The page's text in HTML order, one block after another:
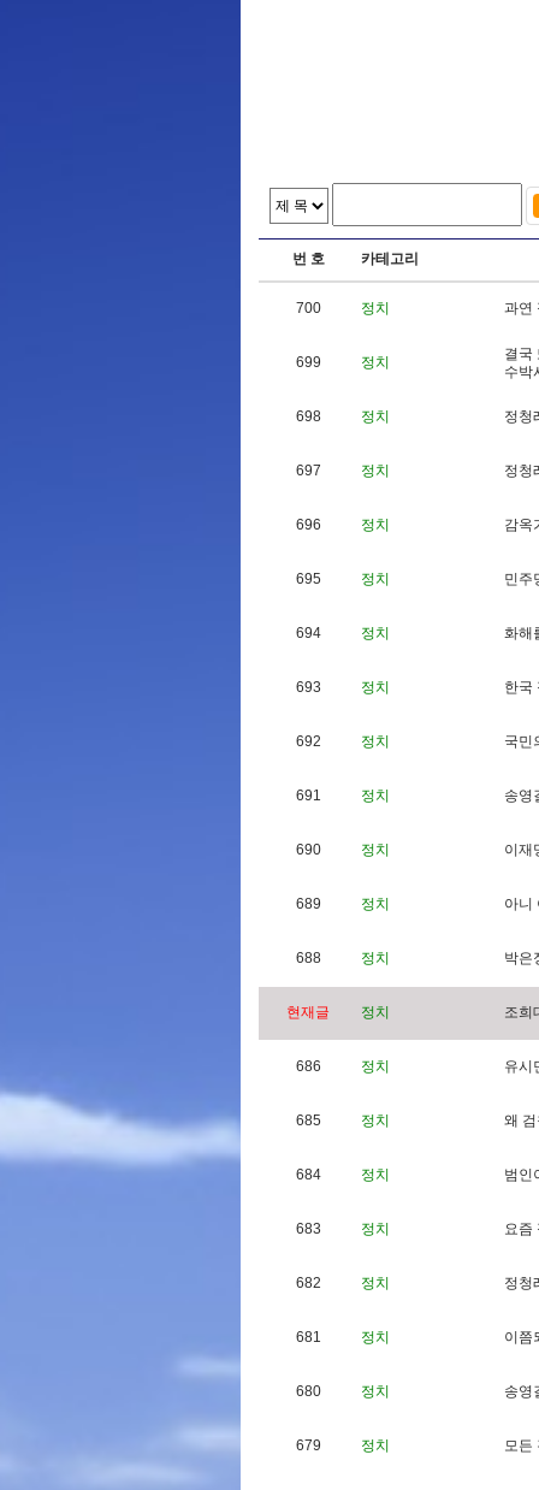
번 호 카테고리
700 정치 과연
699 정치 결 국
수박
698 정치 정청
697 정치 정청
696 정치 감옥
695 정치 민주
694 정치 화해
693 정치 한국
692 정치 국민
691 정치 송영
690 정치 이 재
689 정치 아니
688 정치 박은
현재글 정치 조희
686 정치 유시
685 정치 왜 검
684 정치 범 인
683 정치 요즘
682 정치 정청
681 정치 이 쯤
680 정치 송영
679 정치 모든